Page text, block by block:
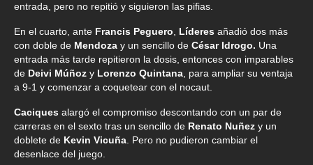
entrada, pero no repitió y siguieron las pifias.
En el cuarto, ante Francis Peguero, Líderes añadió dos más
con doble de Mendoza y un sencillo de César Idrogo. Una
entrada más tarde repitieron la dosis, entonces con imparables
de Deivi Múñoz y Lorenzo Quintana, para ampliar su ventaja
a 9-1 y comenzar a coquetear con el nocaut.
Caciques alargó el compromiso descontando con un par de
carreras en el sexto tras un sencillo de Renato Nuñez y un
doblete de Kevin Vicuña. Pero no pudieron cambiar el
desenlace del juego.